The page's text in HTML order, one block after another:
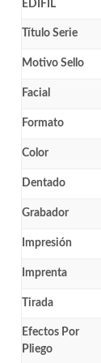
EDIFIL
Título Serie
Motivo Sello
Facial
Formato
Color
Dentado
Grabador
Impresión
Imprenta
Tirada
Efectos Por
Pliego